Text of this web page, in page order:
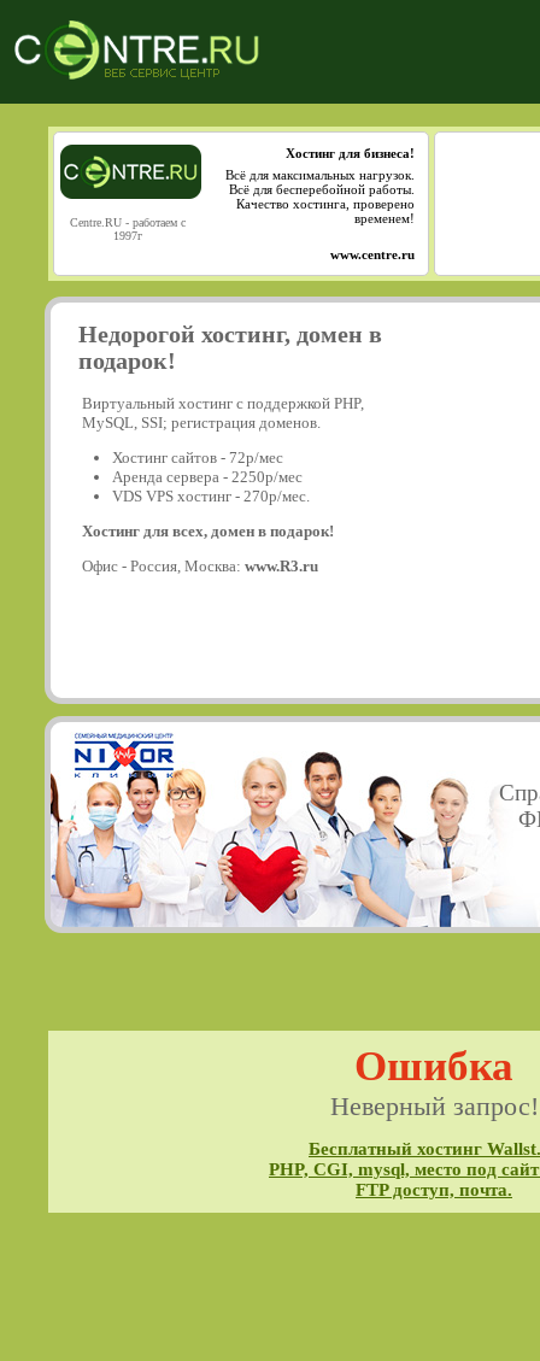
Centre.RU - работаем с
1997г
Хостинг для бизнеса!
Всё для максимальных нагрузок.
Всё для бесперебойной работы.
Качество хостинга, проверено
временем!
www.centre.ru
Недорогой хостинг, домен в
подарок!
Виртуальный хостинг с поддержкой PHP,
MySQL, SSI; регистрация доменов.
Хостинг сайтов - 72р/мес
Аренда сервера - 2250р/мес
VDS VPS хостинг - 270р/мес.
Хостинг для всех, домен в подарок!
Офис - Россия, Москва: www.R3.ru
Ошибка
Неверный запрос!
Бесплатный хостинг
PHP, CGI, mysql, место под
FTP доступ, почта.